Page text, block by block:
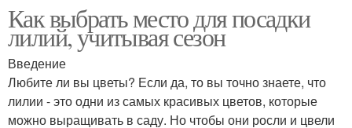
Как выбрать место для посадки
лилий, учитывая сезон
Введение
Любите ли вы цветы? Если да, то вы точно знаете, что
лилии - это одни из самых красивых цветов, которые
можно выращивать в саду. Но чтобы они росли и цвели